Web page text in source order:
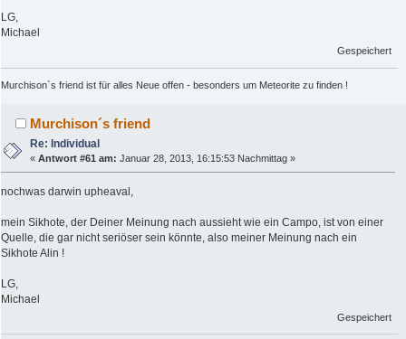
LG,
Michael
Gespeichert
Murchison`s friend ist für alles Neue offen - besonders um Meteorite zu finden !
Murchison´s friend
Re: Individual
«Antwort #61 am: Januar 28, 2013, 16:15:53 Nachmittag »
nochwas darwin upheaval,
mein Sikhote, der Deiner Meinung nach aussieht wie ein Campo, ist von einer
Quelle, die gar nicht seriöser sein könnte, also meiner Meinung nach ein
Sikhote Alin !
LG,
Michael
Gespeichert